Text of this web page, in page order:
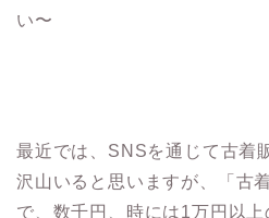
い〜
最近では、SNSを通じて古着
沢山いると思いますが、「古
で、数千円、時には1万円以